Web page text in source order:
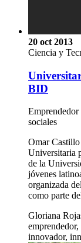
20 oct 2013
Ciencia y
BID
sociales
Omar
Universitaria
de la
jóvenes
organizada
como parte
Gloriana
innovador,